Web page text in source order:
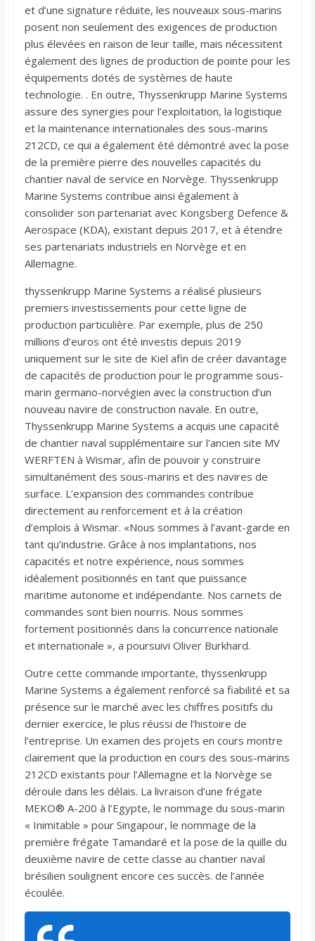
et d’une signature réduite, les nouveaux sous-marins
posent non seulement des exigences de production
plus élevées en raison de leur taille, mais nécessitent
également des lignes de production de pointe pour les
équipements dotés de systèmes de haute
technologie. . En outre, Thyssenkrupp Marine Systems
assure des synergies pour l’exploitation, la logistique
et la maintenance internationales des sous-marins
212CD, ce qui a également été démontré avec la pose
de la première pierre des nouvelles capacités du
chantier naval de service en Norvège. Thyssenkrupp
Marine Systems contribue ainsi également à
consolider son partenariat avec Kongsberg Defence &
Aerospace (KDA), existant depuis 2017, et à étendre
ses partenariats industriels en Norvège et en
Allemagne.
thyssenkrupp Marine Systems a réalisé plusieurs
premiers investissements pour cette ligne de
production particulière. Par exemple, plus de 250
millions d’euros ont été investis depuis 2019
uniquement sur le site de Kiel afin de créer davantage
de capacités de production pour le programme sous-
marin germano-norvégien avec la construction d’un
nouveau navire de construction navale. En outre,
Thyssenkrupp Marine Systems a acquis une capacité
de chantier naval supplémentaire sur l’ancien site MV
WERFTEN à Wismar, afin de pouvoir y construire
simultanément des sous-marins et des navires de
surface. L’expansion des commandes contribue
directement au renforcement et à la création
d’emplois à Wismar. «Nous sommes à l’avant-garde en
tant qu’industrie. Grâce à nos implantations, nos
capacités et notre expérience, nous sommes
idéalement positionnés en tant que puissance
maritime autonome et indépendante. Nos carnets de
commandes sont bien nourris. Nous sommes
fortement positionnés dans la concurrence nationale
et internationale », a poursuivi Oliver Burkhard.
Outre cette commande importante, thyssenkrupp
Marine Systems a également renforcé sa fiabilité et sa
présence sur le marché avec les chiffres positifs du
dernier exercice, le plus réussi de l’histoire de
l’entreprise. Un examen des projets en cours montre
clairement que la production en cours des sous-marins
212CD existants pour l’Allemagne et la Norvège se
déroule dans les délais. La livraison d’une frégate
MEKO® A-200 à l’Egypte, le nommage du sous-marin
« Inimitable » pour Singapour, le nommage de la
première frégate Tamandaré et la pose de la quille du
deuxième navire de cette classe au chantier naval
brésilien soulignent encore ces succès. de l’année
écoulée.